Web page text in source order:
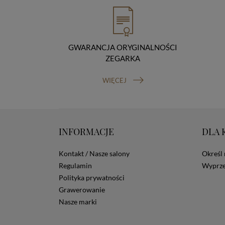
GWARANCJA ORYGINALNOŚCI
ZEGARKA
WIĘCEJ
INFORMACJE
Kontakt / Nasze salony
Regulamin
Polityka prywatności
Grawerowanie
Nasze marki
DLA
Określ